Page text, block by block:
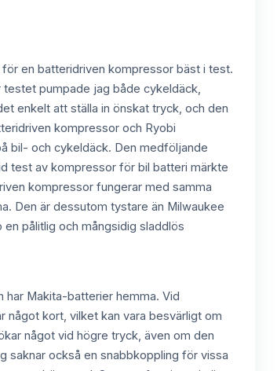
en batteridriven kompressor bäst i test.
pumpade jag både cykeldäck,
enkelt att ställa in önskat tryck, och den
kompressor och Ryobi
bil- och cykeldäck. Den medföljande
test av kompressor för bil batteri märkte
kompressor fungerar med samma
Den är dessutom tystare än Milwaukee
pålitlig och mångsidig sladdlös
har Makita-batterier hemma. Vid
något kort, vilket kan vara besvärligt om
något vid högre tryck, även om den
saknar också en snabbkoppling för vissa